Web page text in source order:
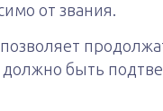
от звания.
должно быть